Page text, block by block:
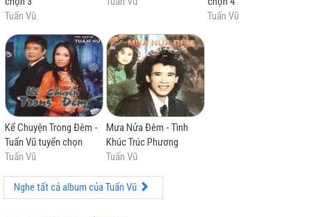
Tuấn Vũ
Tuấn Vũ
Kể Chuyện Trong Đêm -
Tuấn Vũ tuyển chọn
Tuấn Vũ
Mưa Nửa Đêm - Tình
Khúc Trúc Phương
Tuấn Vũ
Nghe tất cả album của Tuấn Vũ